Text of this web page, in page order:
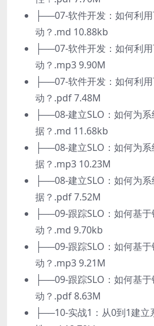
├──07-软件开发：如何利
动？.md 10.88kb
├──07-软件开发：如何利
动？.mp3 9.90M
├──07-软件开发：如何利
动？.pdf 7.48M
├──08-建立SLO：如何为
据？.md 11.68kb
├──08-建立SLO：如何为
据？.mp3 10.23M
├──08-建立SLO：如何为
据？.pdf 7.52M
├──09-跟踪SLO：如何基
动？.md 9.70kb
├──09-跟踪SLO：如何基
动？.mp3 9.21M
├──09-跟踪SLO：如何基
动？.pdf 8.63M
├──10-实战1：从0到1建立